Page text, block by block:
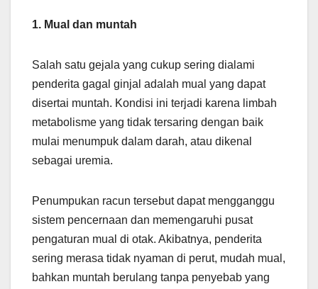
1. Mual dan muntah
Salah satu gejala yang cukup sering dialami
penderita gagal ginjal adalah mual yang dapat
disertai muntah. Kondisi ini terjadi karena limbah
metabolisme yang tidak tersaring dengan baik
mulai menumpuk dalam darah, atau dikenal
sebagai uremia.
Penumpukan racun tersebut dapat mengganggu
sistem pencernaan dan memengaruhi pusat
pengaturan mual di otak. Akibatnya, penderita
sering merasa tidak nyaman di perut, mudah mual,
bahkan muntah berulang tanpa penyebab yang